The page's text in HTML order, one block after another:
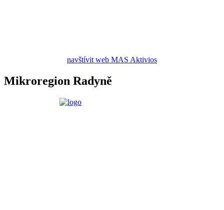
navštívit web MAS Aktivios
Mikroregion Radyně